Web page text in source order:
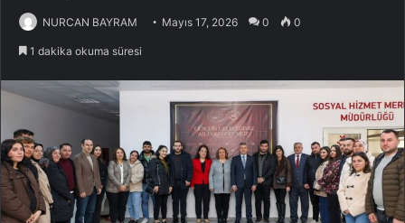
NURCAN BAYRAM Mayıs 17, 2026 0 0
1 dakika okuma süresi